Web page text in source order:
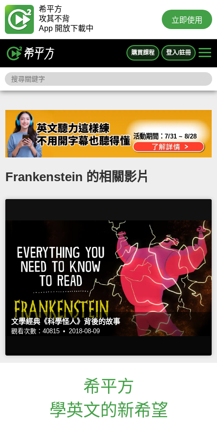
希平方
攻其不背
App 開放下載中
立即使用
購買課程 登入/註冊
活動期間：7/31 ~ 8/28
Frankenstein 的相關影片
文學經典《科學怪人》背後的故事
觀看次數：40815 • 2018-08-09
希平方
學英文的新希望